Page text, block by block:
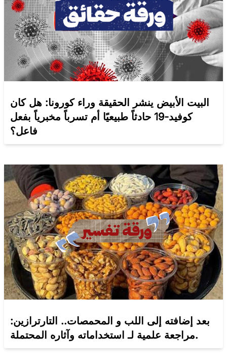
البيت الأبيض ينشر الحقيقة وراء كورونا: هل كان
كوفيد-19 حادثاً طبيعيًا أم تسرباً مخبرياً بفعل
فاعل؟
بعد إضافته إلى اللب و المحمصات.. التارترازين:
مراجعة علمية لـ استخداماته وآثاره المحتملة.